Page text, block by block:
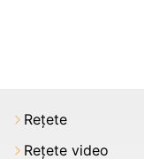
Rețete
Rețete video